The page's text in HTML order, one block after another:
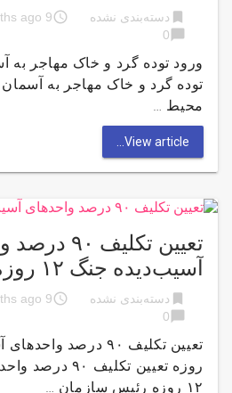
bookmark دسته‌بندی نشده access_time
9 months ago
chat_bubble
0
ورود توده گرد و خاک مهاجر به
توده گرد و خاک مهاجر به
محیط …
View article...
تعیین تکلیف
آسیب‌دیده جنگ ۱۲ روزه
دسته‌بندی نشده access_time
9 months ago
chat_bubble
0
روزه تعیین
۱۲ روزه رئیس سازمان …